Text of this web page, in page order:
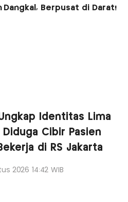
Dangkal, Berpusat di Darat!
Identitas Lima
Diduga Cibir Pasien
di RS Jakarta
2026 14:42 WIB